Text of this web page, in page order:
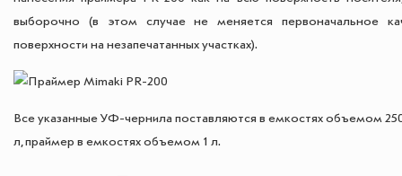
выборочно (в этом случае не меняется первоначальное
поверхности на незапечатанных участках).
Все указанные УФ-чернила поставляются в емкостях объемом
л, праймер в емкостях объемом 1 л.